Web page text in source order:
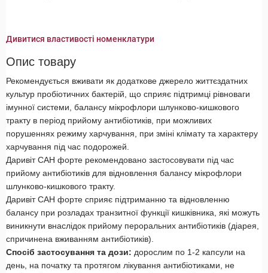
Дивитися властивості номенклатури
Опис товару
Рекомендується вживати як додаткове джерело життєздатних
культур пробіотичних бактерій, що сприяє підтримці рівноваги
імунної системи, балансу мікрофлори шлунково-кишкового
тракту в період прийому антибіотиків, при можливих
порушеннях режиму харчування, при зміні клімату та характеру
харчування під час подорожей.
Даривіт САН форте рекомендовано застосовувати під час
прийому антибіотиків для відновлення балансу мікрофлори
шлунково-кишкового тракту.
Даривіт САН форте сприяє підтриманню та відновленню
балансу при розладах транзитної функції кишківника, які можуть
виникнути внаслідок прийому пероральних антибіотиків (діарея,
спричинена вживанням антибіотиків).
Спосіб застосування та дози: дорослим по 1-2 капсули на
день, на початку та протягом лікування антибіотиками, не